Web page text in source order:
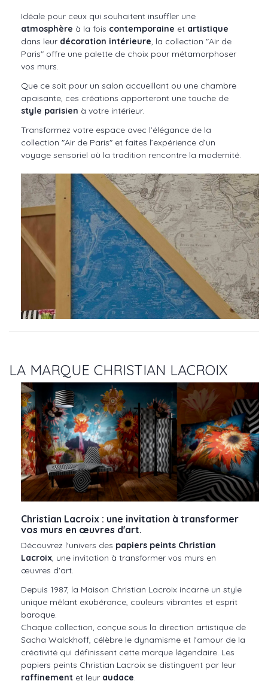
Idéale pour ceux qui souhaitent insuffler une
atmosphère à la fois contemporaine et artistique
dans leur décoration intérieure, la collection "Air de
Paris" offre une palette de choix pour métamorphoser
vos murs.
Que ce soit pour un salon accueillant ou une chambre
apaisante, ces créations apporteront une touche de
style parisien à votre intérieur.
Transformez votre espace avec l’élégance de la
collection "Air de Paris" et faites l’expérience d’un
voyage sensoriel où la tradition rencontre la modernité.
LA MARQUE CHRISTIAN LACROIX
Christian Lacroix : une invitation à transformer
vos murs en œuvres d'art.
Découvrez l'univers des papiers peints Christian
Lacroix, une invitation à transformer vos murs en
œuvres d'art.
Depuis 1987, la Maison Christian Lacroix incarne un style
unique mêlant exubérance, couleurs vibrantes et esprit
baroque.
Chaque collection, conçue sous la direction artistique de
Sacha Walckhoff, célèbre le dynamisme et l'amour de la
créativité qui définissent cette marque légendaire. Les
papiers peints Christian Lacroix se distinguent par leur
raffinement et leur audace.